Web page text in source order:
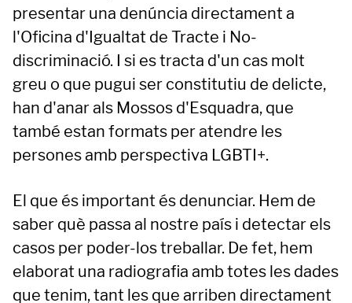
presentar una denúncia directament a
l'Oficina d'Igualtat de Tracte i No-
discriminació. I si es tracta d'un cas molt
greu o que pugui ser constitutiu de delicte,
han d'anar als Mossos d'Esquadra, que
també estan formats per atendre les
persones amb perspectiva LGBTI+.
El que és important és denunciar. Hem de
saber què passa al nostre país i detectar els
casos per poder-los treballar. De fet, hem
elaborat una radiografia amb totes les dades
que tenim, tant les que arriben directament